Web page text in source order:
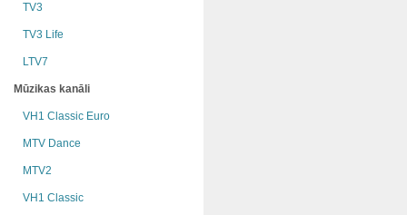
TV3
TV3 Life
LTV7
Mūzikas kanāli
VH1 Classic Euro
MTV Dance
MTV2
VH1 Classic